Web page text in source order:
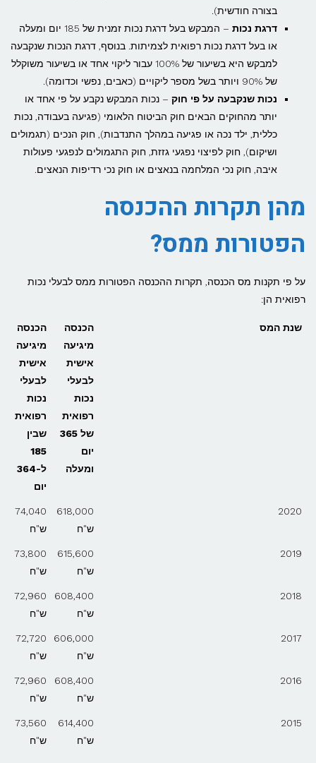
בצורה חודשית).
דרגת נכות
– המבקש בעל דרגת נכות זמנית של 185 יום ומעלה
או בעל דרגת נכות רפואית לצמיתות. בנוסף, דרגת הנכות שנקבעה
למבקש היא בשיעור של 100% עבור ליקוי אחד או בשיעור משוקלל
של 90% ויותר בשל מספר ליקויים (כאבים, נפשי וכדומה).
נכות שנקבעה על פי חוק – נכות המבקש נקבע על פי אחד או
יותר מהחוקים הבאים חוק הביטוח הלאומי (פגיעה בעבודה, נכות
כללית, ילד נכה או פגיעה במהלך התנדבות), חוק הנכים (תגמולים
ושיקום), חוק לפיצוי נפגעי גזזת, חוק התגמולים לנפגעי פעולות
איבה, חוק נכי המלחמה בנאצים או חוק נכי רדיפות הנאצים.
מהן תקרות ההכנסה
הפטורות ממס?
על פי תקנות מס הכנסה, תקרות ההכנסה הפטורות ממס לבעלי נכות
רפואית הן:
שנת המס
הכנסה
מיגיעה
אישית
לבעלי
נכות
רפואית
של 365
יום
ומעלה
הכנסה
מיגיעה
אישית
לבעלי
נכות
רפואית
שבין
185
ל-364
יום
2020
618,000
ש"ח
74,040
ש"ח
2019
615,600
ש"ח
73,800
ש"ח
2018
608,400
ש"ח
72,960
ש"ח
2017
606,000
ש"ח
72,720
ש"ח
2016
608,400
ש"ח
72,960
ש"ח
2015
614,400
ש"ח
73,560
ש"ח